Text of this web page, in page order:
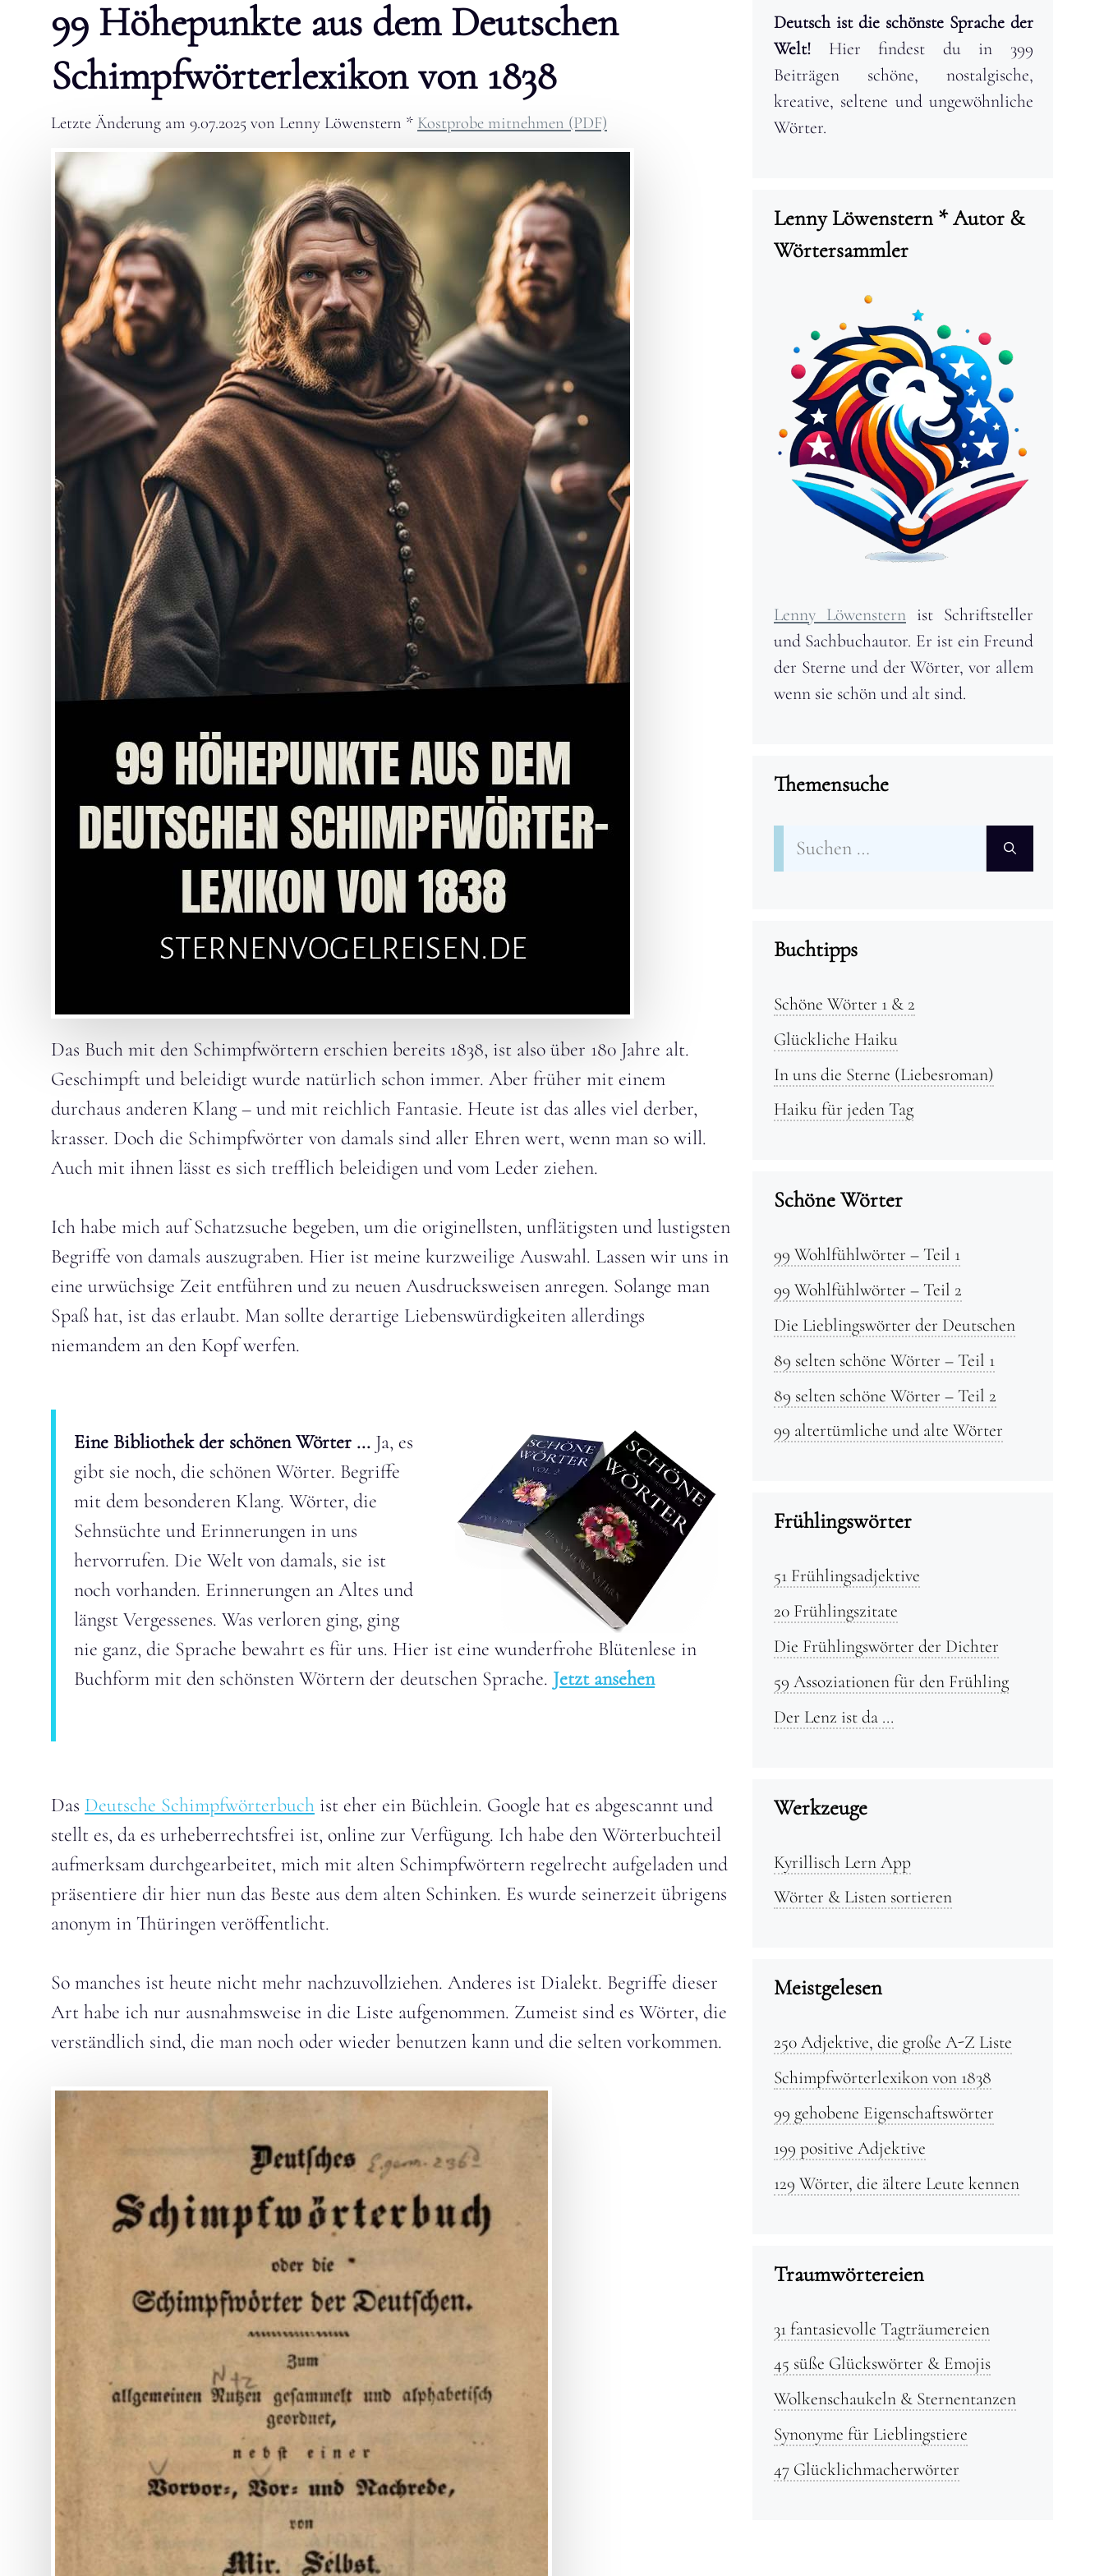
99 Höhepunkte aus dem Deutschen
Schimpfwörterlexikon von 1838
Letzte Änderung am 9.07.2025 von Lenny Löwenstern * Kostprobe mitnehmen (PDF)
Das Buch mit den Schimpfwörtern erschien bereits 1838, ist also über 180 Jahre alt.
Geschimpft und beleidigt wurde natürlich schon immer. Aber früher mit einem
durchaus anderen Klang – und mit reichlich Fantasie. Heute ist das alles viel derber,
krasser. Doch die Schimpfwörter von damals sind aller Ehren wert, wenn man so will.
Auch mit ihnen lässt es sich trefflich beleidigen und vom Leder ziehen.
Ich habe mich auf Schatzsuche begeben, um die originellsten, unflätigsten und lustigsten
Begriffe von damals auszugraben. Hier ist meine kurzweilige Auswahl. Lassen wir uns in
eine urwüchsige Zeit entführen und zu neuen Ausdrucksweisen anregen. Solange man
Spaß hat, ist das erlaubt. Man sollte derartige Liebenswürdigkeiten allerdings
niemandem an den Kopf werfen.
Eine Bibliothek der schönen Wörter ... Ja, es
gibt sie noch, die schönen Wörter. Begriffe
mit dem besonderen Klang. Wörter, die
Sehnsüchte und Erinnerungen in uns
hervorrufen. Die Welt von damals, sie ist
noch vorhanden. Erinnerungen an Altes und
längst Vergessenes. Was verloren ging, ging
nie ganz, die Sprache bewahrt es für uns. Hier ist eine wunderfrohe Blütenlese in
Buchform mit den schönsten Wörtern der deutschen Sprache. Jetzt ansehen
Das Deutsche Schimpfwörterbuch ist eher ein Büchlein. Google hat es abgescannt und
stellt es, da es urheberrechtsfrei ist, online zur Verfügung. Ich habe den Wörterbuchteil
aufmerksam durchgearbeitet, mich mit alten Schimpfwörtern regelrecht aufgeladen und
präsentiere dir hier nun das Beste aus dem alten Schinken. Es wurde seinerzeit übrigens
anonym in Thüringen veröffentlicht.
So manches ist heute nicht mehr nachzuvollziehen. Anderes ist Dialekt. Begriffe dieser
Art habe ich nur ausnahmsweise in die Liste aufgenommen. Zumeist sind es Wörter, die
verständlich sind, die man noch oder wieder benutzen kann und die selten vorkommen.
Deutsch ist die schönste Sprache der
Welt! Hier findest du in 399
Beiträgen schöne, nostalgische,
kreative, seltene und ungewöhnliche
Wörter.
Lenny Löwenstern * Autor &
Wörtersammler
Lenny Löwenstern ist Schriftsteller
und Sachbuchautor. Er ist ein Freund
der Sterne und der Wörter, vor allem
wenn sie schön und alt sind.
Themensuche
Suchen
nach:
Buchtipps
Schöne Wörter 1 & 2
Glückliche Haiku
In uns die Sterne (Liebesroman)
Haiku für jeden Tag
Schöne Wörter
99 Wohlfühlwörter – Teil 1
99 Wohlfühlwörter – Teil 2
Die Lieblingswörter der Deutschen
89 selten schöne Wörter – Teil 1
89 selten schöne Wörter – Teil 2
99 altertümliche und alte Wörter
Frühlingswörter
51 Frühlingsadjektive
20 Frühlingszitate
Die Frühlingswörter der Dichter
59 Assoziationen für den Frühling
Der Lenz ist da …
Werkzeuge
Kyrillisch Lern App
Wörter & Listen sortieren
Meistgelesen
250 Adjektive, die große A-Z Liste
Schimpfwörterlexikon von 1838
99 gehobene Eigenschaftswörter
199 positive Adjektive
129 Wörter, die ältere Leute kennen
Traumwörtereien
31 fantasievolle Tagträumereien
45 süße Glückswörter & Emojis
Wolkenschaukeln & Sternentanzen
Synonyme für Lieblingstiere
47 Glücklichmacherwörter